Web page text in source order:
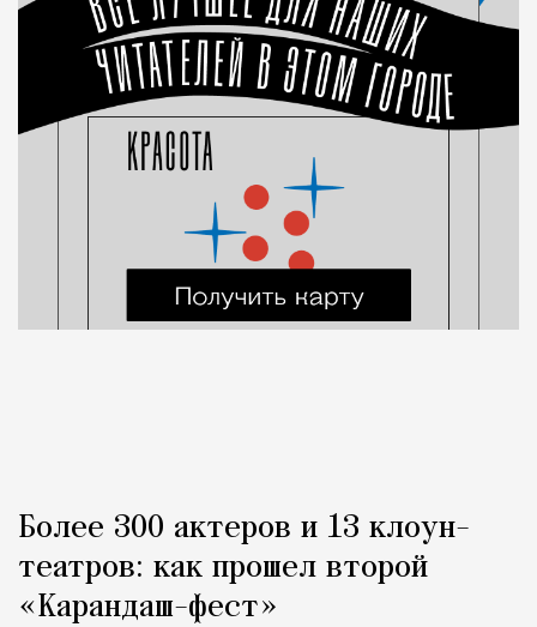
Более 300 актеров и 13 клоун-
театров: как прошел второй
«Карандаш-фест»